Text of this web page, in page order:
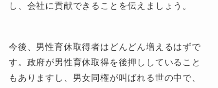
し、会社に貢献できることを伝えましょう。
今後、男性育休取得者はどんどん増えるはずで
す。政府が男性育休取得を後押ししていること
もありますし、男女同権が叫ばれる世の中で、